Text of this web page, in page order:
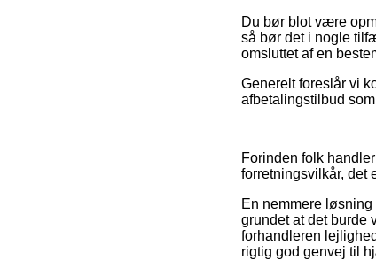
Du bør blot være
så bør det i nogle
omsluttet af en
Generelt foreslår vi
afbetalingstilbud
Forinden folk
forretningsvilkår,
En nemmere
grundet at det burde
forhandleren
rigtig god genvej til